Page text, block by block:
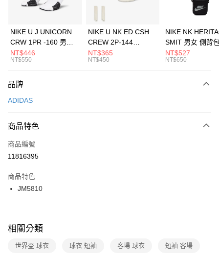
上海商業儲蓄銀行
元大商業銀行
台灣樂天信用卡公司
Apple Pay
全盈+PAY
AFTEE先享後付
【關於「AFTEE先享後付」】
便利好安心！
３．安心：先確認商品／服務後，再付款。
【「AFTEE先享後付」結帳流程】
１．於結帳方式選擇「AFTEE先享後付」後，將跳轉至「AFTEE先享後付」
２．訂單成立數日內，您將收到繳費通知簡訊。
３．收到繳費通知簡訊後14天內，點擊此簡訊中的連結，可透過四大超商／
ATM／網路銀行／等多元方式進行付款，方視為交易完成。
※ 交易是否成功請以「AFTEE先享後付 」之結帳頁面顯示為準，若有關於
是否繳費成功／繳費後需取消欲退款等相關疑問，請聯繫「AFTEE先享後付
客戶支援中心」
https://netprotections.freshdesk.com/support/home
運送方式
每筆NT$100，滿NT$1,500(含以上)免運費
宅配
每筆NT$100，滿NT$1,500(含以上)免運費
付款後門市自取
每筆NT$100，滿NT$1,500(含以上)免運費
NIKE U J UNICORN
CRW 1PR -160 男女
中統襪 FZ3393100
NT$446
NT$550
NIKE U NK ED CSH
CREW 2P-144
EMBRDY 男女 短統襪
FZ3073133
NT$365
NT$450
NIKE NK
SMIT 男女 側背
BA5871010
NT$527
NT$650
品牌
ADIDAS
商品特色
商品編號
11816395
商品特色
JM5810
相關分類
世界盃 球衣 球衣 短袖 客場 球衣 短袖 客場